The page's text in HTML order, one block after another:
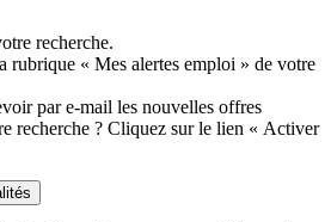
recherche.
rubrique « Mes alertes emploi » de votre
par e-mail les nouvelles offres
recherche ? Cliquez sur le lien « Activer